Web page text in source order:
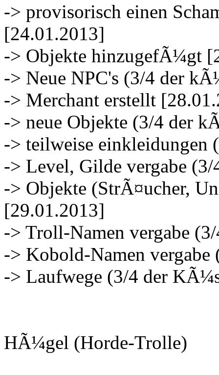
-> provisorisch einen
[24.01.2013]
-> Objekte hinzugefÃ¼gt
-> Neue NPC's (3/4 der
-> Merchant erstellt
-> neue Objekte (3/4 der
-> teilweise
-> Level, Gilde vergabe
-> Objekte (StrÃ¤ucher,
[29.01.2013]
-> Troll-Namen vergabe
-> Kobold-Namen
-> Laufwege (3/4 der
HÃ¼gel (Horde-Trolle)